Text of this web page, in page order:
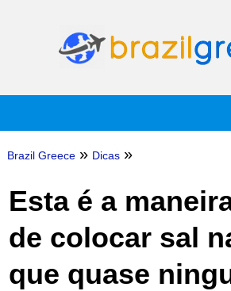
Brazil Greece » Dicas »
Esta é a
de colocar sal
que quase